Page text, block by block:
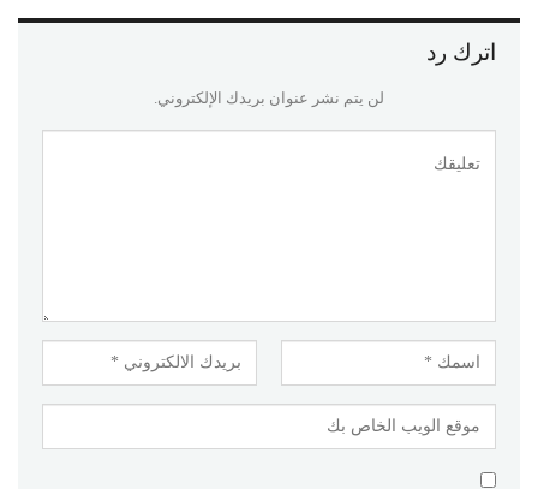
اترك رد
لن يتم نشر عنوان بريدك الإلكتروني.